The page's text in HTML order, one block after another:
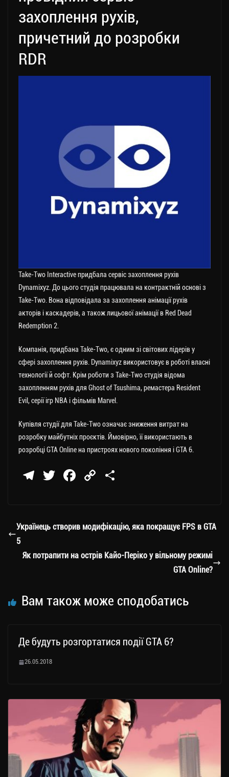
захоплення рухів,
причетний до розробки
RDR
Take-Two Interactive придбала сервіс захоплення рухів
Dynamixyz. До цього студія працювала на контрактній основі з
Take-Two. Вона відповідала за захоплення анімації рухів
акторів і каскадерів, а також лицьової анімації в Red Dead
Redemption 2.
Компанія, придбана Take-Two, є одним зі світових лідерів у
сфері захоплення рухів. Dynamixyz використовує в роботі власні
технології й софт. Крім роботи з Take-Two студія відома
захопленням рухів для Ghost of Tsushima, ремастера Resident
Evil, серії ігр NBA і фільмів Marvel.
Купівля студії для Take-Two означає зниження витрат на
розробку майбутніх проєктів. Ймовірно, її використають в
розробці GTA Online на пристроях нового покоління і GTA 6.
Te
a
T
er
Fa
ok
C
Li ли
ся
Українець створив модифікацію, яка покращує FPS в GTA
5
Як потрапити на острів Кайо-Періко у вільному режимі
GTA Online?
Вам також може сподобатись
Де будуть розгортатися події GTA 6?
26.05.2018